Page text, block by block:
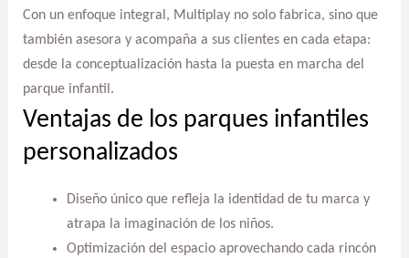
Con un enfoque integral, Multiplay no solo fabrica, sino que
también asesora y acompaña a sus clientes en cada etapa:
desde la conceptualización hasta la puesta en marcha del
parque infantil.
Ventajas de los parques infantiles
personalizados
Diseño único que refleja la identidad de tu marca y
atrapa la imaginación de los niños.
Optimización del espacio aprovechando cada rincón